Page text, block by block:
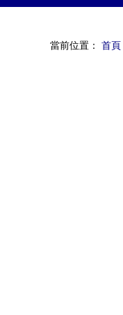
當前位置： 首頁